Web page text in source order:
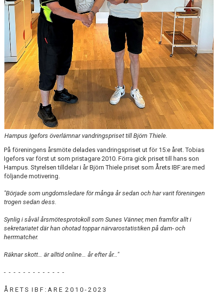
Hampus Igefors överlämnar vandringspriset till Björn Thiele.
På föreningens årsmöte delades vandringspriset ut för 15:e året. Tobias
Igefors var först ut som pristagare 2010. Förra gick priset till hans son
Hampus. Styrelsen tilldelar i år Björn Thiele priset som Årets IBF:are med
följande motivering.
"Började som ungdomsledare för många år sedan och har varit föreningen
trogen sedan dess.
Synlig i såväl årsmötesprotokoll som Sunes Vänner, men framför allt i
sekretariatet där han ohotad toppar närvarostatistiken på dam- och
herrmatcher.
Räknar skott… är alltid online… år efter år…"
- - - - - - - - - - - - -
Å R E T S I B F : A R E 2 0 1 0 - 2 0 2 3